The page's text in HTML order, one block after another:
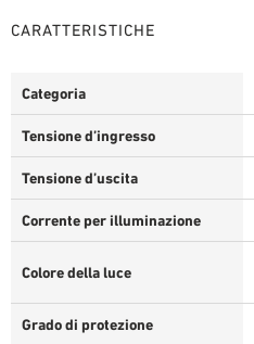
CARATTERISTICHE
Categoria
Tensione d’ingresso
Tensione d’uscita
Corrente per illuminazione
Colore della luce
Grado di protezione